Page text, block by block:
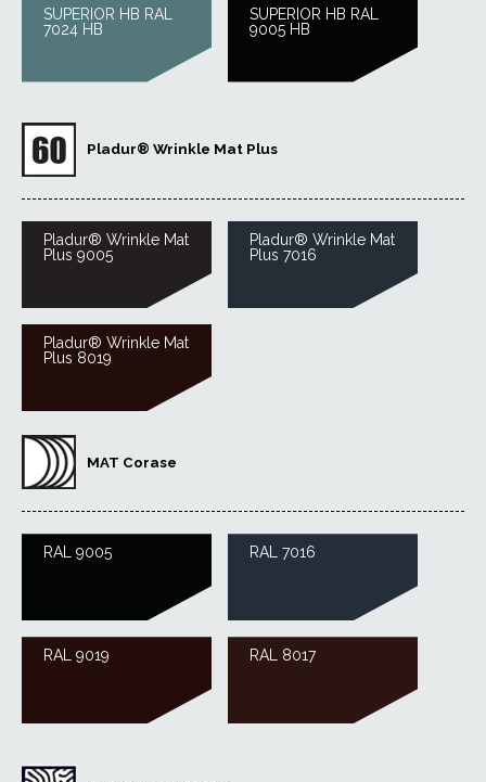
SUPERIOR HB RAL
7024 HB
SUPERIOR HB RAL
9005 HB
Pladur® Wrinkle Mat Plus
Pladur® Wrinkle Mat
Plus 9005
Pladur® Wrinkle Mat
Plus 7016
Pladur® Wrinkle Mat
Plus 8019
MAT Corase
RAL 9005 RAL 7016
RAL 9019 RAL 8017